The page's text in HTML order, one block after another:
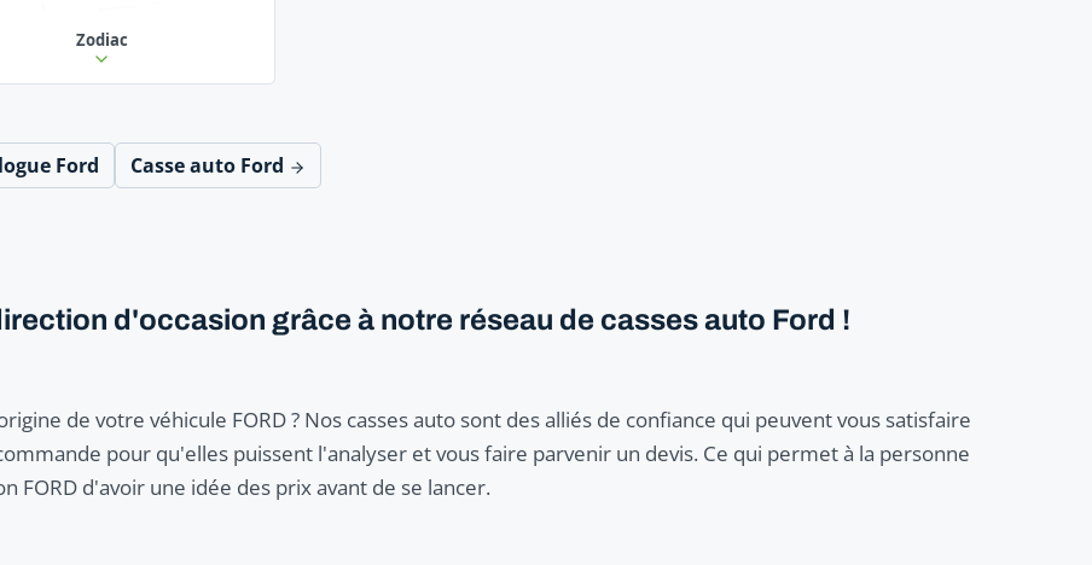
Zodiac
Ford Casse auto Ford
d'occasion grâce à notre réseau de casses auto Ford !
de votre véhicule FORD ? Nos casses auto sont des alliés de confiance qui peuvent vous satisfaire
pour qu'elles puissent l'analyser et vous faire parvenir un devis. Ce qui permet à la personne
FORD d'avoir une idée des prix avant de se lancer.